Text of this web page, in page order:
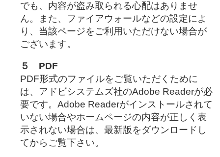
でも、内容が盗み取られる心配はありませ
ん。また、ファイアウォールなどの設定によ
り、当該ページをご利用いただけない場合が
ございます。
５ PDF
PDF形式のファイルをご覧いただくために
は、アドビシステムズ社のAdobe Readerが必
要です。Adobe Readerがインストールされて
いない場合やホームページの内容が正しく表
示されない場合は、最新版をダウンロードし
てからご覧下さい。